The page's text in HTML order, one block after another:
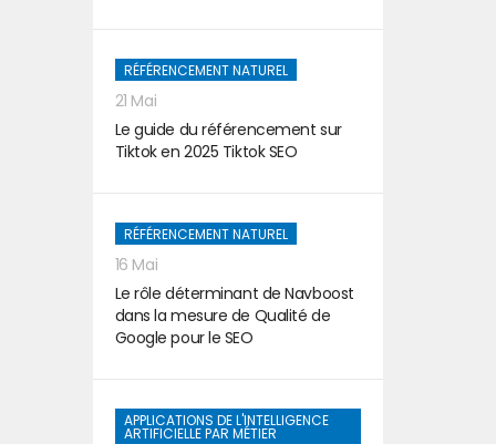
RÉFÉRENCEMENT NATUREL
21 Mai
Le guide du référencement sur
Tiktok en 2025 Tiktok SEO
RÉFÉRENCEMENT NATUREL
16 Mai
Le rôle déterminant de Navboost
dans la mesure de Qualité de
Google pour le SEO
APPLICATIONS DE L'INTELLIGENCE
ARTIFICIELLE PAR MÉTIER